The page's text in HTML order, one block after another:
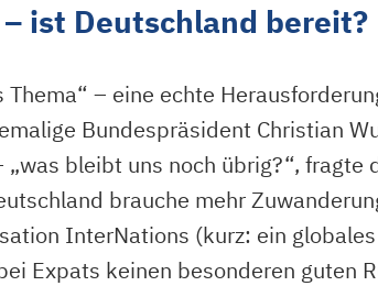
ist Deutschland bereit?
– eine echte
Bundespräsident Christian
bleibt uns noch übrig?“,
brauche mehr
InterNations (kurz: ein
Expats keinen besonderen guten